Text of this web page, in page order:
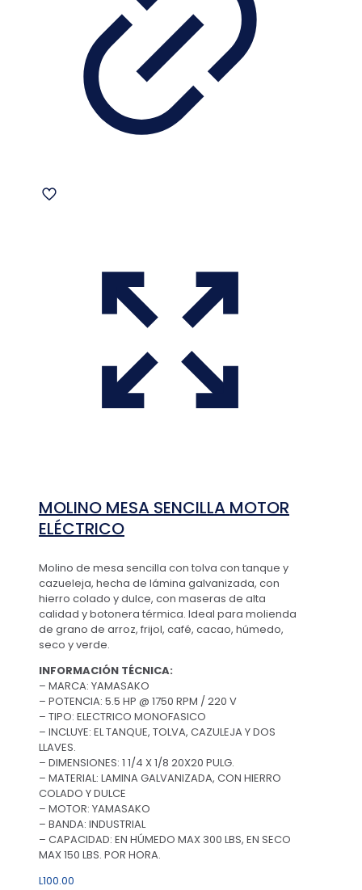
MOLINO MESA SENCILLA MOTOR
ELÉCTRICO
Molino de mesa sencilla con tolva con tanque y
cazueleja, hecha de lámina galvanizada, con
hierro colado y dulce, con maseras de alta
calidad y botonera térmica. Ideal para molienda
de grano de arroz, frijol, café, cacao, húmedo,
seco y verde.
INFORMACIÓN TÉCNICA:
– MARCA: YAMASAKO
– POTENCIA: 5.5 HP @ 1750 RPM / 220 V
– TIPO: ELECTRICO MONOFASICO
– INCLUYE: EL TANQUE, TOLVA, CAZULEJA Y DOS
LLAVES.
– DIMENSIONES: 1 1/4 X 1/8 20X20 PULG.
– MATERIAL: LAMINA GALVANIZADA, CON HIERRO
COLADO Y DULCE
– MOTOR: YAMASAKO
– BANDA: INDUSTRIAL
– CAPACIDAD: EN HÚMEDO MAX 300 LBS, EN SECO
MAX 150 LBS. POR HORA.
L100.00